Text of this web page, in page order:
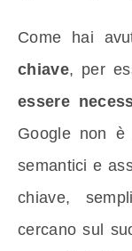
Come hai
chiave, per
essere
Google non è
semantici e
chiave,
cercano sul